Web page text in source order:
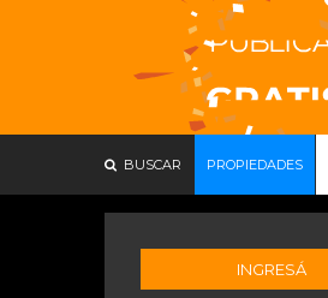
BUSCAR PROPIEDADES
INGRESÁ